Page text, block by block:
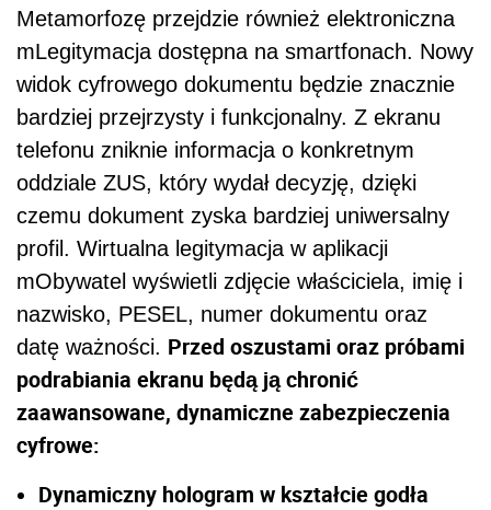
Metamorfozę przejdzie również elektroniczna
mLegitymacja dostępna na smartfonach. Nowy
widok cyfrowego dokumentu będzie znacznie
bardziej przejrzysty i funkcjonalny. Z ekranu
telefonu zniknie informacja o konkretnym
oddziale ZUS, który wydał decyzję, dzięki
czemu dokument zyska bardziej uniwersalny
profil. Wirtualna legitymacja w aplikacji
mObywatel wyświetli zdjęcie właściciela, imię i
nazwisko, PESEL, numer dokumentu oraz
datę ważności. Przed oszustami oraz próbami
podrabiania ekranu będą ją chronić
zaawansowane, dynamiczne zabezpieczenia
cyfrowe:
Dynamiczny hologram w kształcie godła